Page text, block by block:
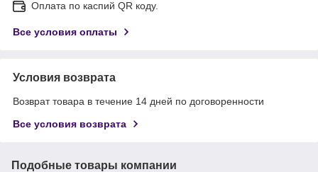
Оплата по каспий QR коду.
Все условия оплаты
Условия возврата
Возврат товара в течение 14 дней по договоренности
Все условия возврата
Подобные товары компании